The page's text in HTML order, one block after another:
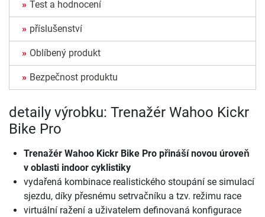
Test a hodnocení
příslušenství
Oblíbený produkt
Bezpečnost produktu
detaily výrobku: Trenažér Wahoo Kickr
Bike Pro
Trenažér Wahoo Kickr Bike Pro přináší novou úroveň
v oblasti indoor cyklistiky
vydařená kombinace realistického stoupání se simulací
sjezdu, díky přesnému setrvačníku a tzv. režimu race
virtuální ražení a uživatelem definovaná konfigurace